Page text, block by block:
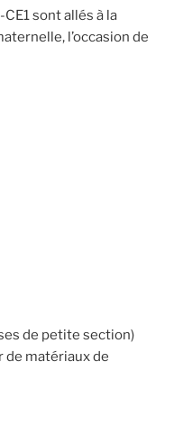
sont allés à la
l’occasion de
de petite section)
de matériaux de